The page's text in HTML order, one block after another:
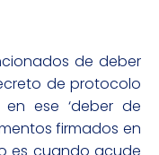
de deber
de protocolo
ese ‘deber de
firmados en